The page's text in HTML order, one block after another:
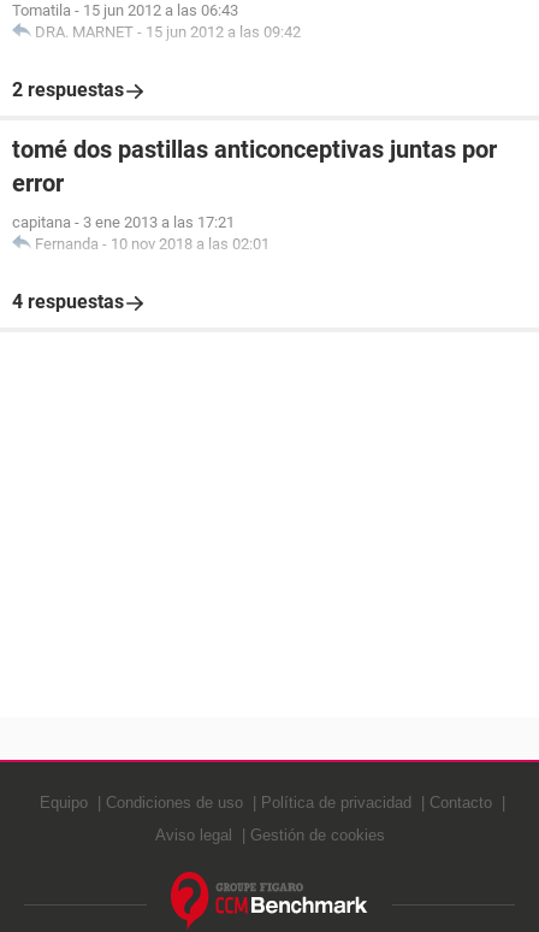
Tomatila - 15 jun 2012 a las 06:43
DRA. MARNET - 15 jun 2012 a las 09:42
2 respuestas
tomé dos pastillas anticonceptivas juntas por
error
capitana - 3 ene 2013 a las 17:21
Fernanda - 10 nov 2018 a las 02:01
4 respuestas
Equipo Condiciones de uso Política de privacidad
Contacto
Aviso legal
Gestión de cookies